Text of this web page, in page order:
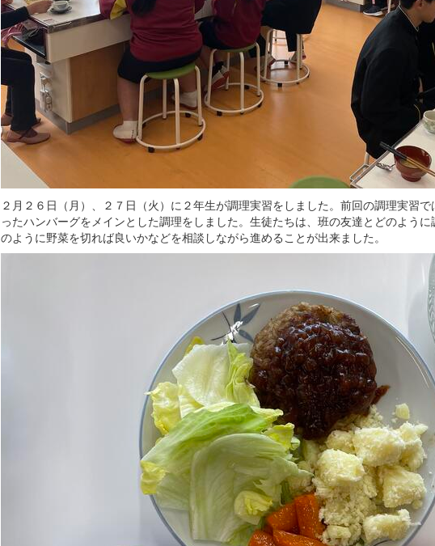
２月２６日（月）、２７日（火）に２年生が調理実習をしました。前回の調理実習
ったハンバーグをメインとした調理をしました。生徒たちは、班の友達とどのよう
のように野菜を切れば良いかなどを相談しながら進めることが出来ました。